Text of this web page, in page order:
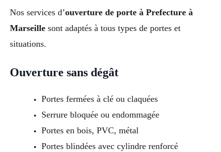
Nos services d’ouverture de porte à Prefecture à
Marseille sont adaptés à tous types de portes et
situations.
Ouverture sans dégât
Portes fermées à clé ou claquées
Serrure bloquée ou endommagée
Portes en bois, PVC, métal
Portes blindées avec cylindre renforcé